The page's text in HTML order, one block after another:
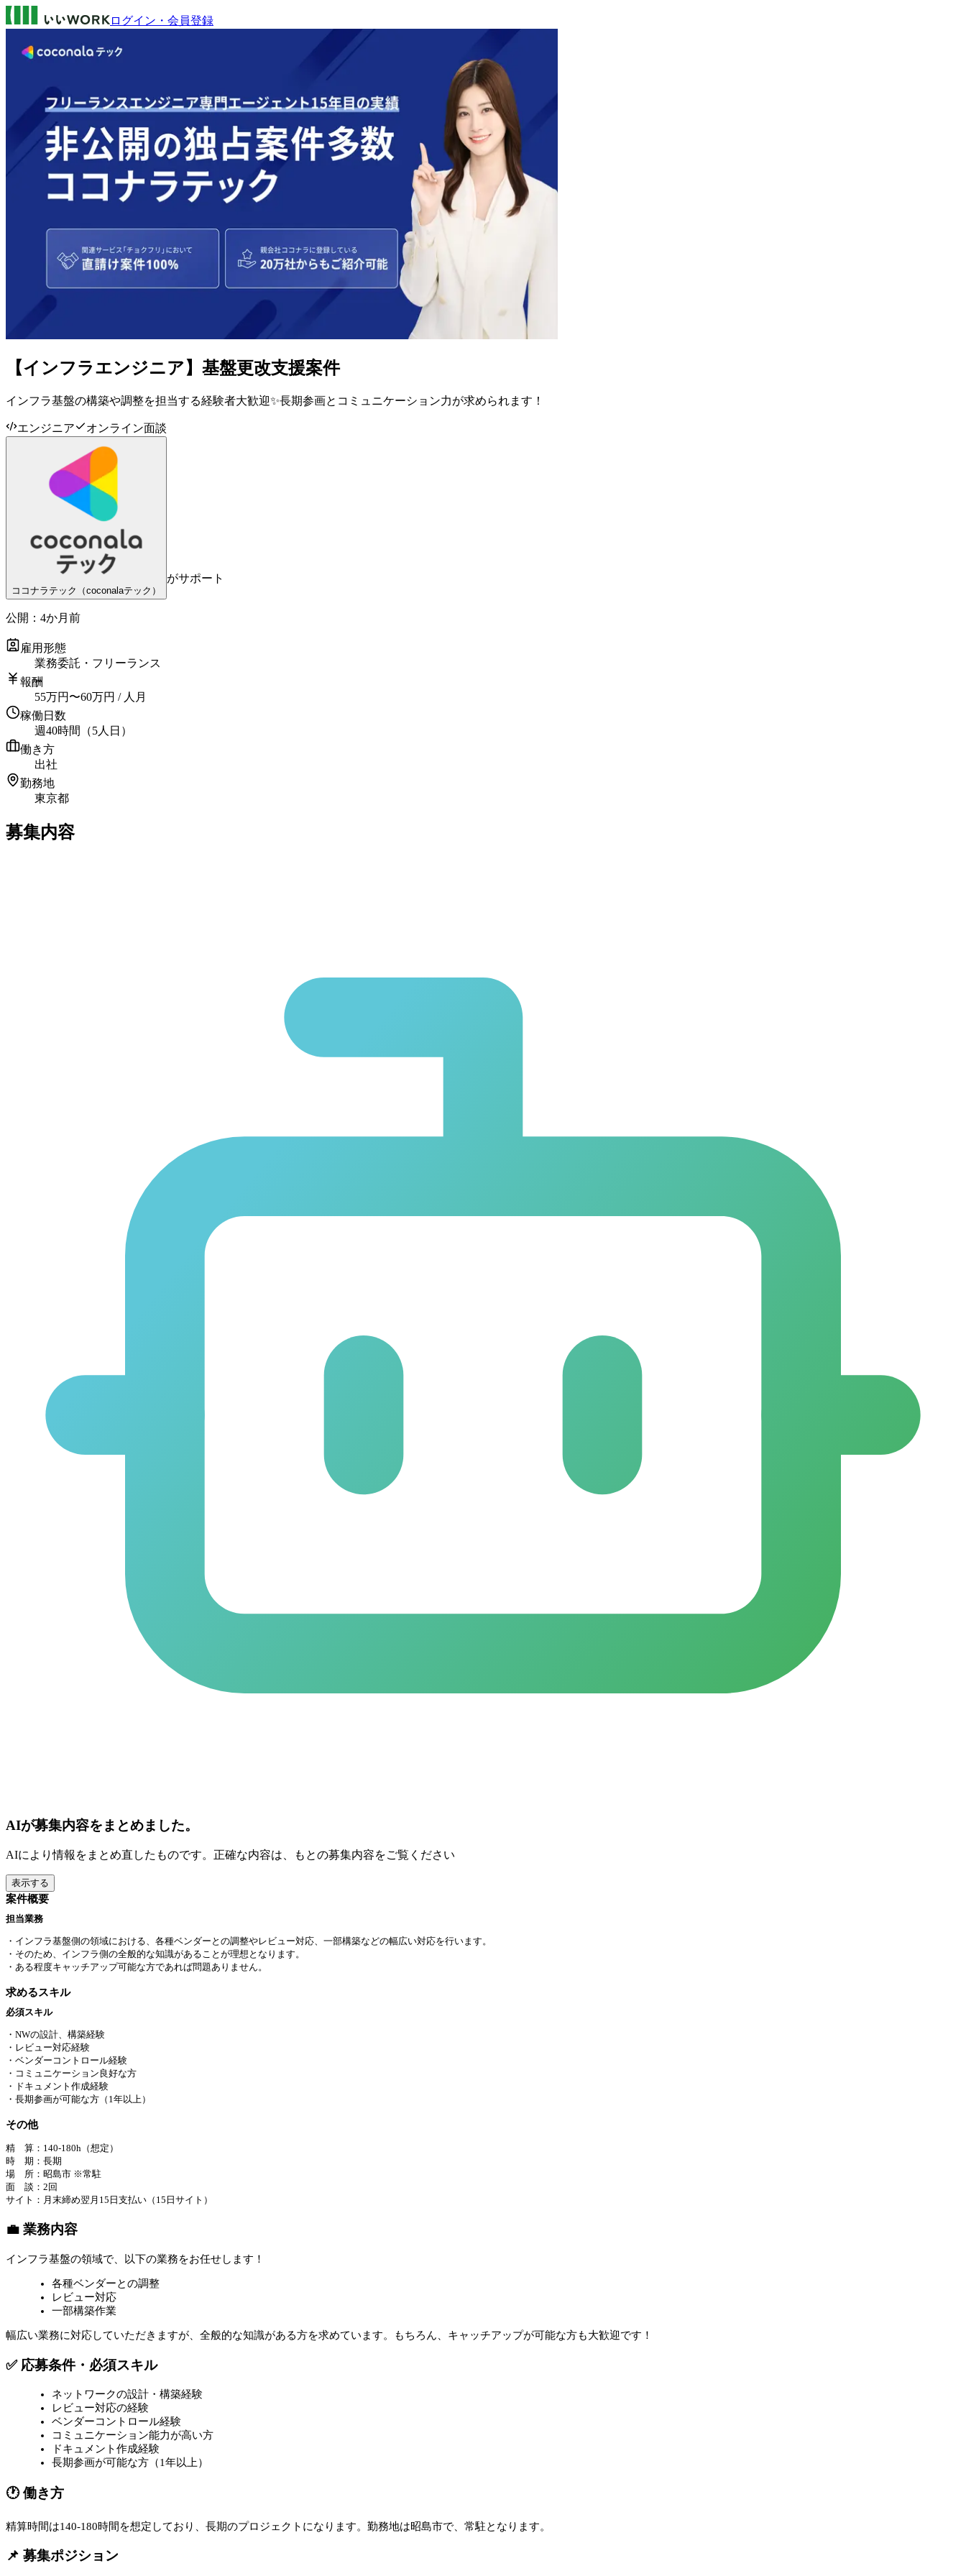
ログイン・会員登録
【インフラエンジニア】基盤更改支援案件
インフラ基盤の構築や調整を担当する経験者大歓迎✨長期参画とコミュニケーション力が求められます！
エンジニア オンライン面談
ココナラテック（coconalaテック）
がサポート
公開： 4か月前
雇用形態
業務委託・フリーランス
報酬
55万円 〜60万円 / 人月
稼働日数
週40時間（5人日）
働き方
出社
勤務地
東京都
募集内容
AIが募集内容をまとめました。
AIにより情報をまとめ直したものです。正確な内容は、もとの募集内容をご覧ください
表示する
案件概要
担当業務
・インフラ基盤側の領域における、各種ベンダーとの調整やレビュー対応、一部構築などの幅広い対応を行います。
・そのため、インフラ側の全般的な知識があることが理想となります。
・ある程度キャッチアップ可能な方であれば問題ありません。
求めるスキル
必須スキル
・NWの設計、構築経験
・レビュー対応経験
・ベンダーコントロール経験
・コミュニケーション良好な方
・ドキュメント作成経験
・長期参画が可能な方（1年以上）
その他
精 算：140-180h（想定）
時 期：長期
場 所：昭島市 ※常駐
面 談：2回
サイト：月末締め翌月15日支払い（15日サイト）
💼 業務内容
インフラ基盤の領域で、以下の業務をお任せします！
各種ベンダーとの調整
レビュー対応
一部構築作業
幅広い業務に対応していただきますが、全般的な知識がある方を求めています。もちろん、キャッチアップが可能な方も大歓迎です！
✅ 応募条件・必須スキル
ネットワークの設計・構築経験
レビュー対応の経験
ベンダーコントロール経験
コミュニケーション能力が高い方
ドキュメント作成経験
長期参画が可能な方（1年以上）
🕐 働き方
精算時間は140-180時間を想定しており、長期のプロジェクトになります。勤務地は昭島市で、常駐となります。
📌 募集ポジション